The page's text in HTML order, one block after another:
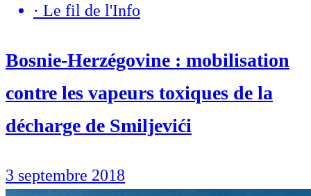
· Le fil de l'Info
Bosnie-Herzégovine : mobilisation
contre les vapeurs toxiques de la
décharge de Smiljevići
3 septembre 2018